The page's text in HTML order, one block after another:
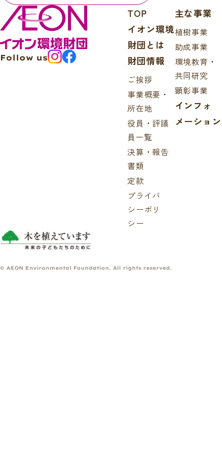
Follow us
TOP
イオン環境
財団とは
財団情報
ご挨拶
事業概要・
所在地
役員・評議
員一覧
決算・報告
書類
定款
プライバ
シーポリ
シー
主な事業
植樹事業
助成事業
環境教育・
共同研究
顕彰事業
インフォ
メーション
© AEON Environmental Foundation. All rights reserved.